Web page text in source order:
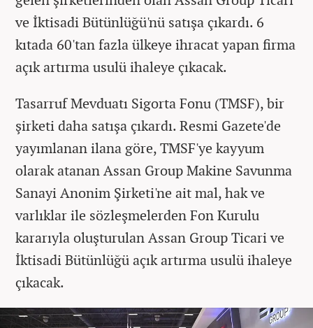
ve İktisadi Bütünlüğü'nü satışa çıkardı. 6
kıtada 60'tan fazla ülkeye ihracat yapan firma
açık artırma usulü ihaleye çıkacak.
Tasarruf Mevduatı Sigorta Fonu (TMSF), bir
şirketi daha satışa çıkardı. Resmi Gazete'de
yayımlanan ilana göre, TMSF'ye kayyum
olarak atanan Assan Group Makine Savunma
Sanayi Anonim Şirketi'ne ait mal, hak ve
varlıklar ile sözleşmelerden Fon Kurulu
kararıyla oluşturulan Assan Group Ticari ve
İktisadi Bütünlüğü açık artırma usulü ihaleye
çıkacak.